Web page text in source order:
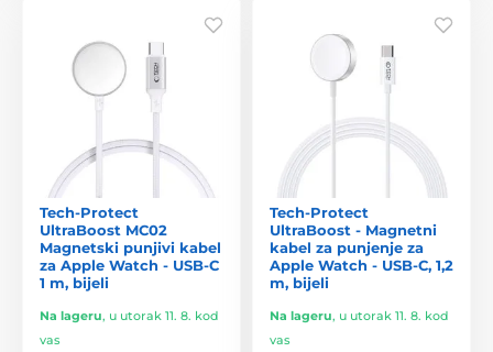
Tech-Protect
UltraBoost MC02
Magnetski punjivi kabel
za Apple Watch - USB-C
1 m, bijeli
Na lageru, u utorak 11. 8. kod
vas
Tech-Protect
UltraBoost - Magnetni
kabel za punjenje za
Apple Watch - USB-C, 1,2
m, bijeli
Na lageru, u utorak 11. 8. kod
vas